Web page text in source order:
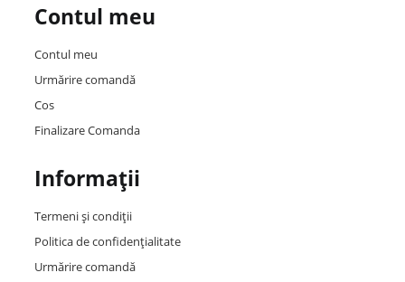
Contul meu
Contul meu
Urmărire comandă
Cos
Finalizare Comanda
Informații
Termeni și condiții
Politica de confidențialitate
Urmărire comandă